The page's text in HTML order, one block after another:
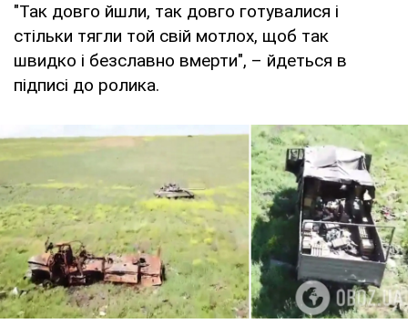
"Так довго йшли, так довго готувалися і
стільки тягли той свій мотлох, щоб так
швидко і безславно вмерти", – йдеться в
підписі до ролика.